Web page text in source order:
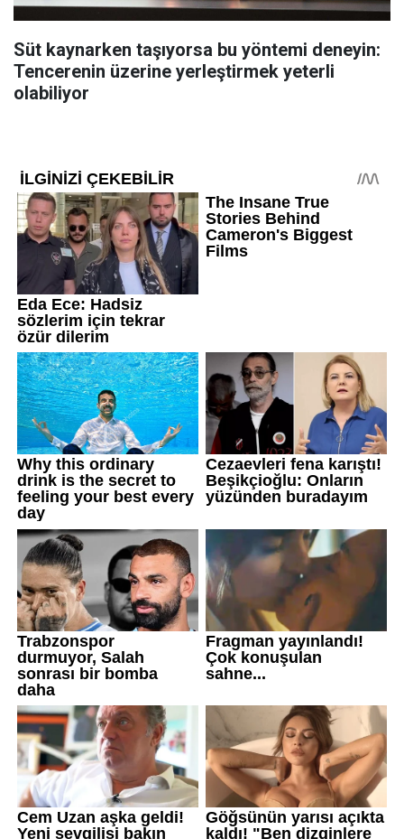
Süt kaynarken taşıyorsa bu yöntemi deneyin:
Tencerenin üzerine yerleştirmek yeterli
olabiliyor